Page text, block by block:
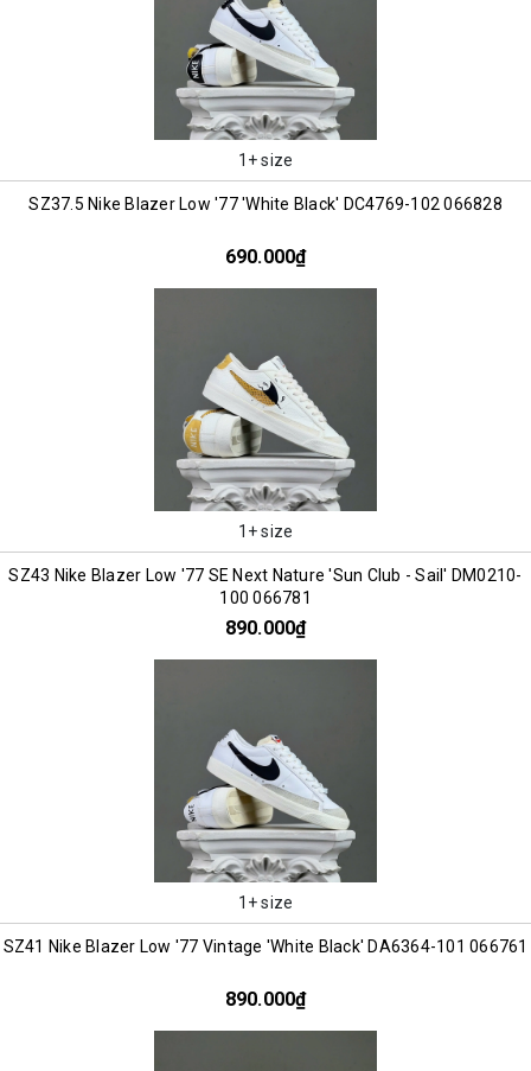
1+ size
SZ37.5 Nike Blazer Low '77 'White Black' DC4769-102 066828
690.000₫
1+ size
SZ43 Nike Blazer Low '77 SE Next Nature 'Sun Club - Sail' DM0210-
100 066781
890.000₫
1+ size
SZ41 Nike Blazer Low '77 Vintage 'White Black' DA6364-101 066761
890.000₫